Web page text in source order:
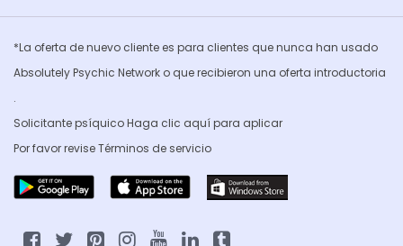
*La oferta de nuevo cliente es para clientes que nunca han usado
Absolutely Psychic Network o que recibieron una oferta introductoria
.
Solicitante psíquico Haga clic aquí para aplicar
Por favor reviseTérminos de servicio